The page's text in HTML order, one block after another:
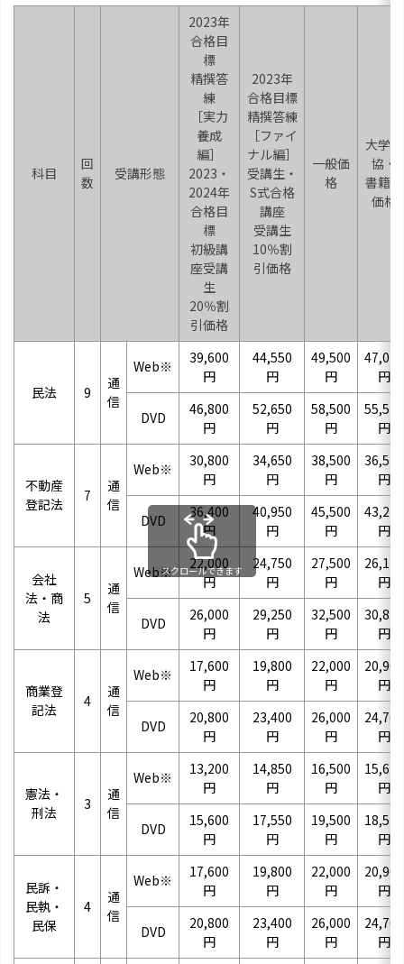
科目
回
数
受講形態
2023年
合格目
標
精撰答
練
［実力
養成
編］
2023・
2024年
合格目
標
初級講
座受講
生
20％割
引価格
2023年
合格目標
精撰答練
［ファイ
ナル編］
受講生・
S式合格
講座
受講生
10％割
引価格
一般価
格
大学生
協・
書籍部
価格
民法 9
通
信
Web※
39,600
円
44,550
円
49,500
円
47,025
円
DVD
46,800
円
52,650
円
58,500
円
55,575
円
不動産
登記法
7
通
信
Web※
30,800
円
34,650
円
38,500
円
36,575
円
DVD
36,400
円
40,950
円
45,500
円
43,225
円
会社
法・商
法
5
通
信
Web※
22,000
円
24,750
円
27,500
円
26,125
円
DVD
26,000
円
29,250
円
32,500
円
30,875
円
商業登
記法
4
通
信
Web※
17,600
円
19,800
円
22,000
円
20,900
円
DVD
20,800
円
23,400
円
26,000
円
24,700
円
憲法・
刑法
3
通
信
Web※
13,200
円
14,850
円
16,500
円
15,675
円
DVD
15,600
円
17,550
円
19,500
円
18,525
円
民訴・
民執・
民保
4
通
信
Web※
17,600
円
19,800
円
22,000
円
20,900
円
DVD
20,800
円
23,400
円
26,000
円
24,700
円
スクロールできます